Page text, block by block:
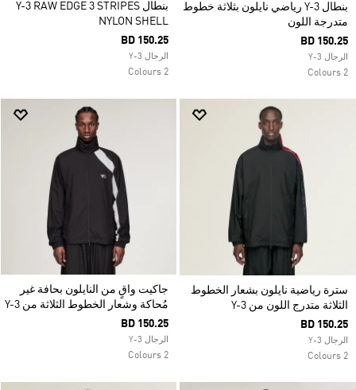
بنطال Y-3 رياضي نايلون بثلاثة خطوط
متدرجة اللون
BD 150.25
الرجال Y-3
2 Colours
بنطال Y-3 RAW EDGE 3 STRIPES
NYLON SHELL
BD 150.25
الرجال Y-3
2 Colours
سترة رياضية نايلون بشعار الخطوط
الثلاثة متدرج اللون من Y-3
BD 150.25
الرجال Y-3
2 Colours
جاكيت واقٍ من النايلون بحافة غير
مُحاكة وشعار الخطوط الثلاثة من Y-3
BD 150.25
الرجال Y-3
2 Colours